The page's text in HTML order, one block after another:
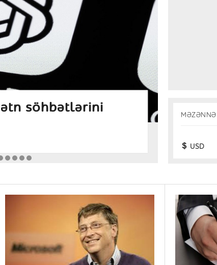
davam edəcəkmi?
1
zibil
MƏZƏNNƏ
USD